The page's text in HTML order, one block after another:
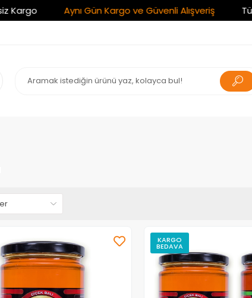
Aynı Gün Kargo ve Güvenli Alışveriş Tüm
KARGO
BEDAVA